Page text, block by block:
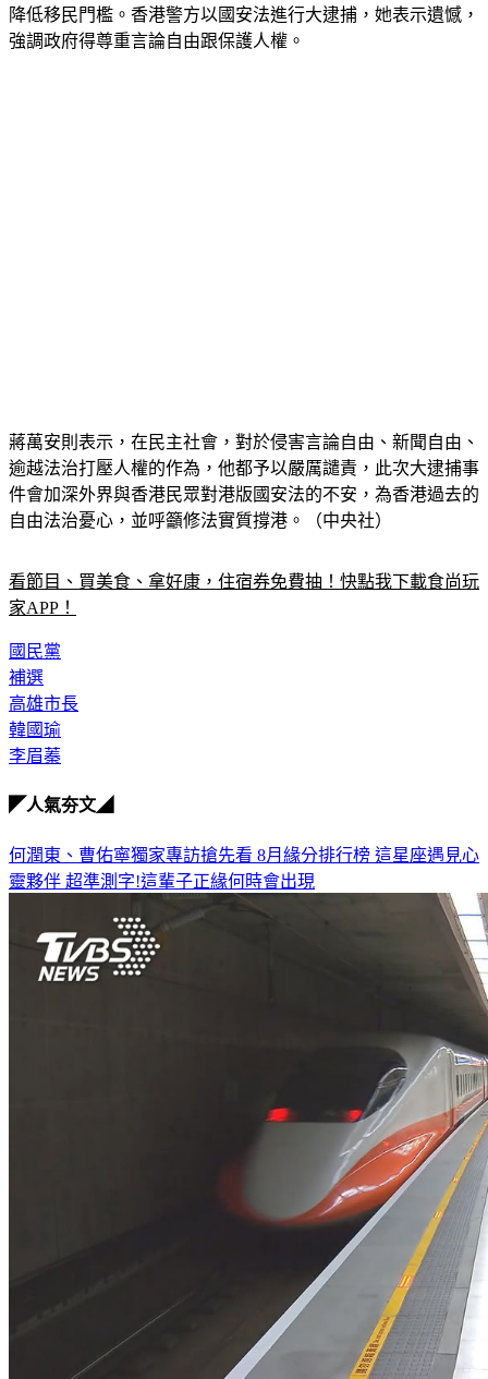
降低移民門檻。香港警方以國安法進行大逮捕，她表示遺憾，
強調政府得尊重言論自由跟保護人權。
蔣萬安則表示，在民主社會，對於侵害言論自由、新聞自由、
逾越法治打壓人權的作為，他都予以嚴厲譴責，此次大逮捕事
件會加深外界與香港民眾對港版國安法的不安，為香港過去的
自由法治憂心，並呼籲修法實質撐港。（中央社）
看節目、買美食、拿好康，住宿券免費抽！快點我下載食尚玩
家APP！
國民黨
補選
高雄市長
韓國瑜
李眉蓁
◤人氣夯文◢
何潤東、曹佑寧獨家專訪搶先看 8月緣分排行榜 這星座遇見心
靈夥伴 超準測字!這輩子正緣何時會出現